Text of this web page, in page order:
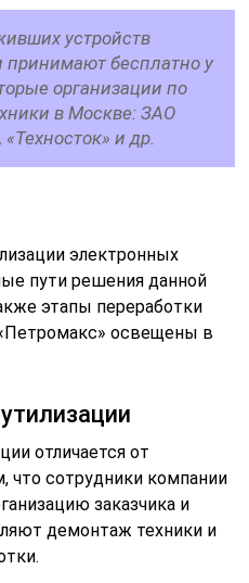
устройств
бесплатно у
организации по
в Москве: ЗАО
и др.
электронных
пути решения данной
этапы переработки
освещены в
отличается от
что сотрудники компании
заказчика и
демонтаж техники и